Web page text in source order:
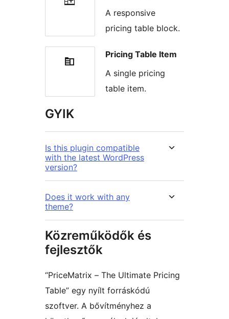
A responsive
pricing table block.
Pricing Table Item
A single pricing
table item.
GYIK
Is this plugin compatible
with the latest WordPress
version?
Does it work with any
theme?
Közreműködők és
fejlesztők
“PriceMatrix – The Ultimate Pricing
Table” egy nyílt forráskódú
szoftver. A bővítményhez a